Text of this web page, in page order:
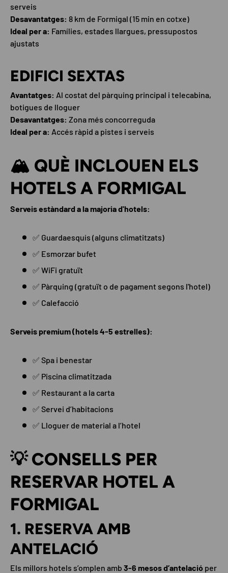
serveis
Desavantatges: 8 km de Formigal (15 min en cotxe)
Ideal per a: Famílies, estades llargues, pressupostos
ajustats
EDIFICI SEXTAS
Avantatges: Al costat del pàrquing principal i telecabina,
botigues de lloguer
Desavantatges: Zona més concorreguda
Ideal per a: Accés ràpid a pistes i serveis
🏔️ QUÈ INCLOUEN ELS
HOTELS A FORMIGAL
Serveis estàndard a la majoria d'hotels:
✅ Guardaesquís (alguns climatitzats)
✅ Esmorzar bufet
✅ WiFi gratuït
✅ Pàrquing (gratuït o de pagament segons l'hotel)
✅ Calefacció
Serveis premium (hotels 4-5 estrelles):
✅ Spa i benestar
✅ Piscina climatitzada
✅ Restaurant a la carta
✅ Servei d’habitacions
✅ Lloguer de material a l’hotel
💡 CONSELLS PER
RESERVAR HOTEL A
FORMIGAL
1. RESERVA AMB
ANTELACIÓ
Els millors hotels s’omplen amb 3-6 mesos d’antelació per